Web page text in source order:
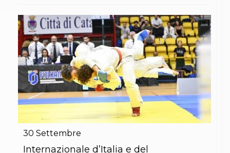
Sportello Fiscale
News
Modulistica
FAQ
Quesiti fiscali
Sostenibilità
Documenti
30 Settembre
Internazionale d’Italia e del